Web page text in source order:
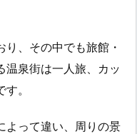
、その中でも旅館・
温泉街は一人旅、カッ
。
よって違い、周りの景